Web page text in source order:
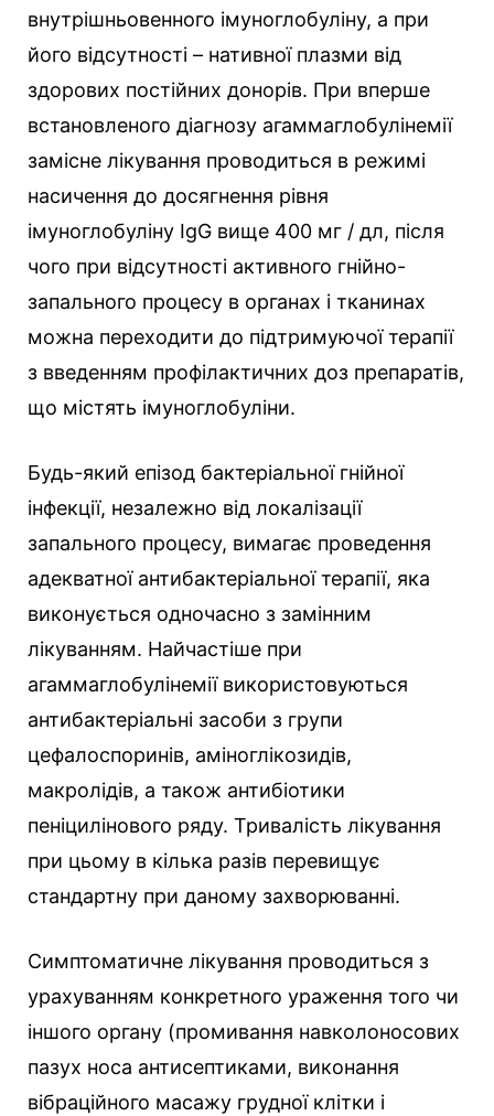
внутрішньовенного імуноглобуліну, а при
його відсутності – нативної плазми від
здорових постійних донорів. При вперше
встановленого діагнозу агаммаглобулінемії
замісне лікування проводиться в режимі
насичення до досягнення рівня
імуноглобуліну IgG вище 400 мг / дл, після
чого при відсутності активного гнійно-
запального процесу в органах і тканинах
можна переходити до підтримуючої терапії
з введенням профілактичних доз препаратів,
що містять імуноглобуліни.
Будь-який епізод бактеріальної гнійної
інфекції, незалежно від локалізації
запального процесу, вимагає проведення
адекватної антибактеріальної терапії, яка
виконується одночасно з замінним
лікуванням. Найчастіше при
агаммаглобулінемії використовуються
антибактеріальні засоби з групи
цефалоспоринів, аміноглікозидів,
макролідів, а також антибіотики
пеніцилінового ряду. Тривалість лікування
при цьому в кілька разів перевищує
стандартну при даному захворюванні.
Симптоматичне лікування проводиться з
урахуванням конкретного ураження того чи
іншого органу (промивання навколоносових
пазух носа антисептиками, виконання
вібраційного масажу грудної клітки і